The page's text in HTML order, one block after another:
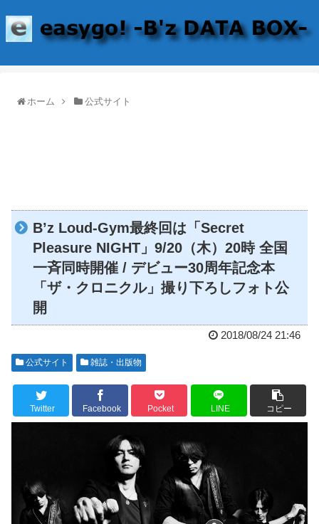
ホーム 公式サイト
B’z Loud-Gym最終回は「Secret
Pleasure NIGHT」9/20（木）20時 全国
一斉同時開催 / デビュー30周年記念本
「ザ・クロニクル」撮り下ろしフォト公
開
2018/08/24 21:46
公式サイト 雑誌・出版物
Twitter Facebook Pocket LINE コピー